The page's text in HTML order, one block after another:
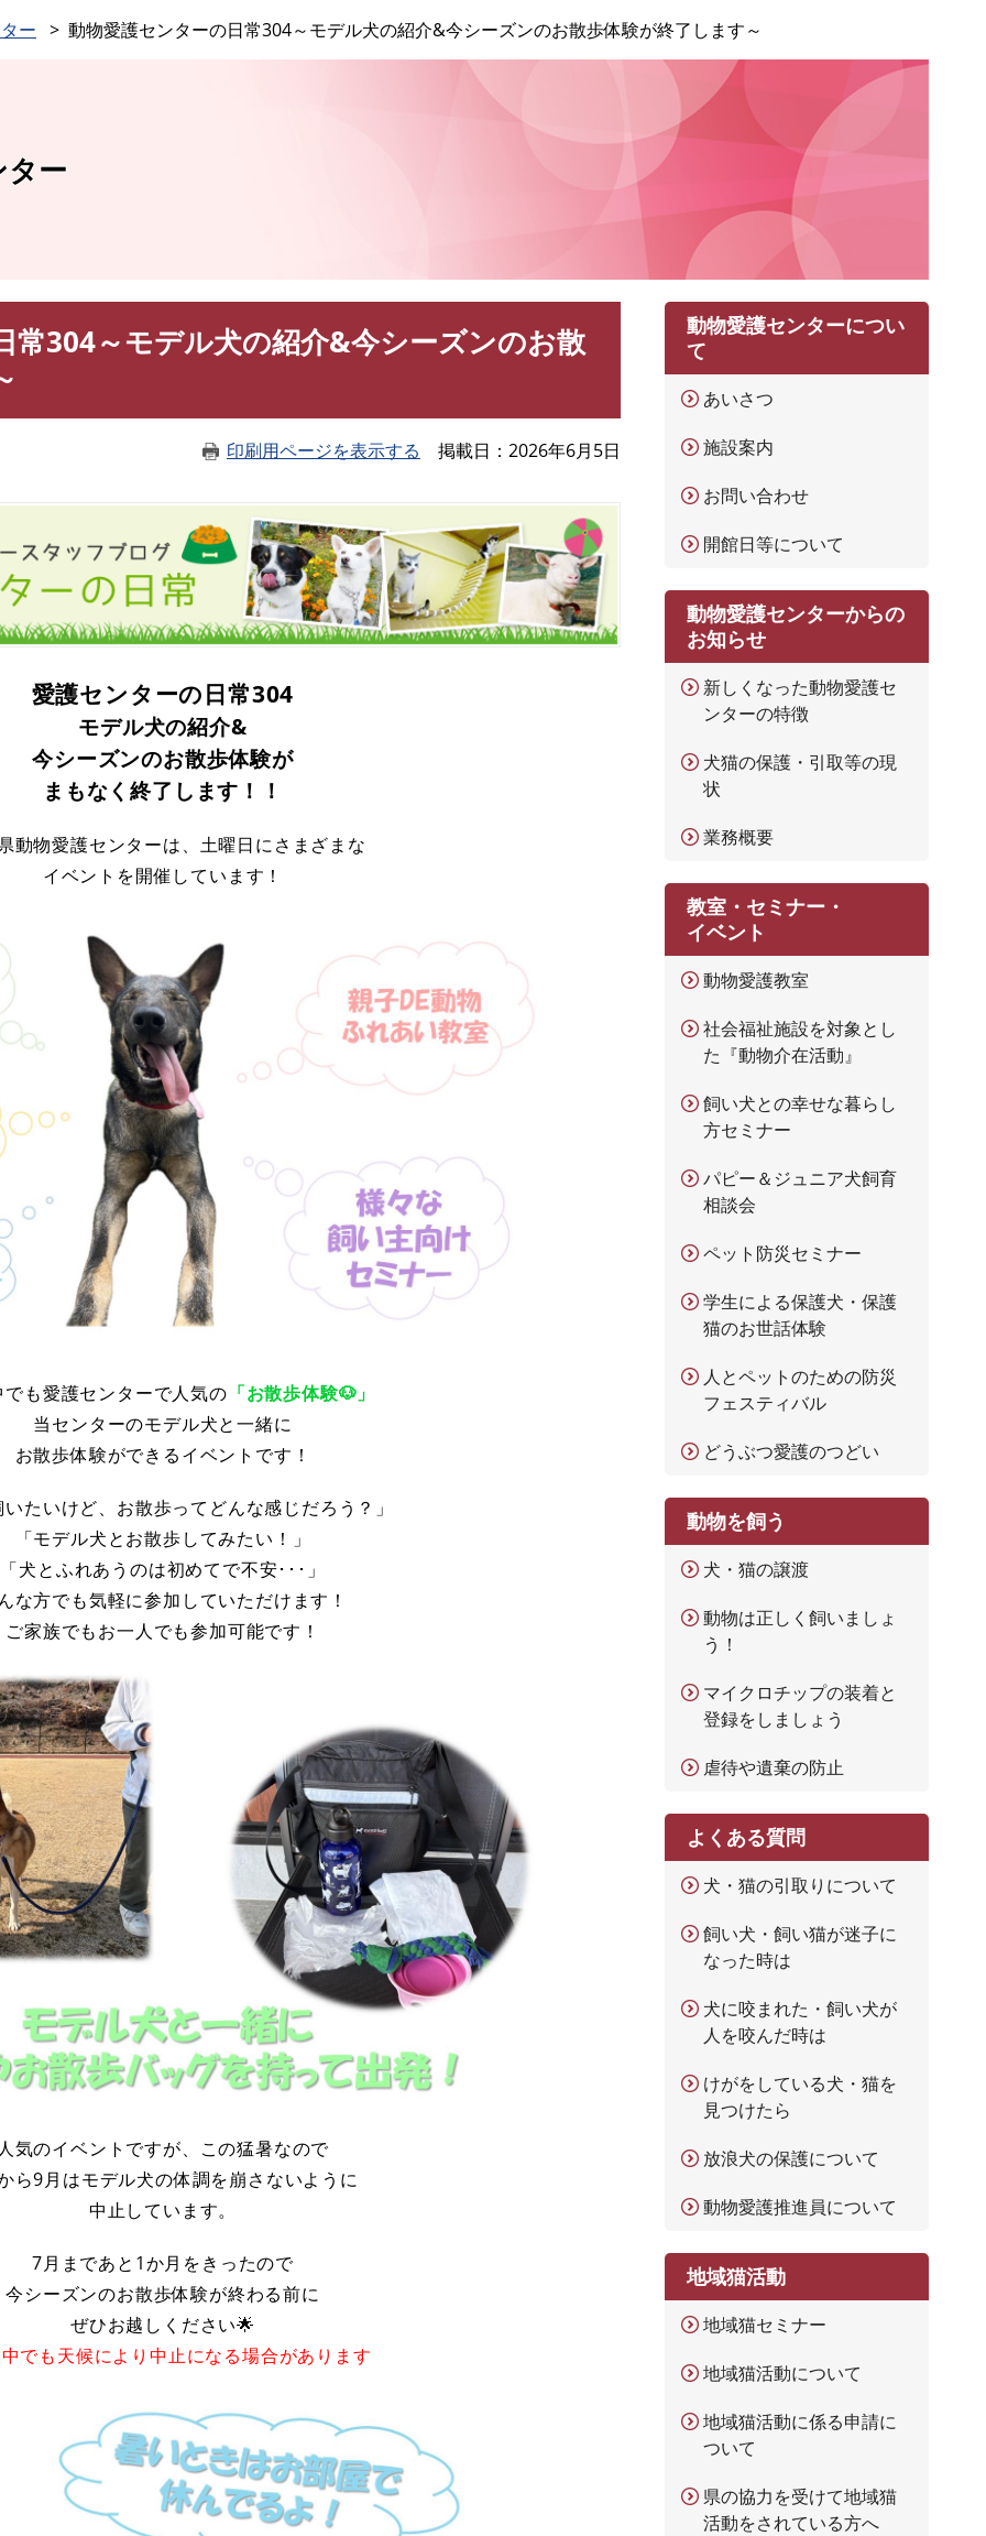
ー 動物愛護センターの日常304～モデル犬の紹介&今シーズンのお散歩体験が終了します～
ター
常304～モデル犬の紹介&今シーズンのお散
印刷用ページを表示する 掲載日 2026年6月5日
愛護センターの日常304
モデル犬の紹介&
今シーズンのお散歩体験が
まもなく終了します！！
動物愛護センターは、土曜日にさまざまな
イベントを開催しています！
でも愛護センターで人気の 「お散歩体験🐶」
当センターのモデル犬と一緒に
お散歩体験ができるイベントです！
たいけど、お散歩ってどんな感じだろう？」
「モデル犬とお散歩してみたい！」
「犬とふれあうのは初めてで不安･･･」
な方でも気軽に参加していただけます！
ご家族でもお一人でも参加可能です！
気のイベントですが、この猛暑なので
ら9月はモデル犬の体調を崩さないように
中止しています。
7月まであと1か月をきったので
今シーズンのお散歩体験が終わる前に
ぜひお越しください🌟
でも天候により中止になる場合があります
動物愛護センターについ
て
あいさつ
施設案内
お問い合わせ
開館日等について
動物愛護センターからの
お知らせ
新しくなった動物愛護セ
ンターの特徴
犬猫の保護・引取等の現
状
業務概要
教室・セミナー・
イベント
動物愛護教室
社会福祉施設を対象とし
た『動物介在活動』
飼い犬との幸せな暮らし
方セミナー
パピー＆ジュニア犬飼育
相談会
ペット防災セミナー
学生による保護犬・保護
猫のお世話体験
人とペットのための防災
フェスティバル
どうぶつ愛護のつどい
動物を飼う
犬・猫の譲渡
動物は正しく飼いましょ
う！
マイクロチップの装着と
登録をしましょう
虐待や遺棄の防止
よくある質問
犬・猫の引取りについて
飼い犬・飼い猫が迷子に
なった時は
犬に咬まれた・飼い犬が
人を咬んだ時は
けがをしている犬・猫を
見つけたら
放浪犬の保護について
動物愛護推進員について
地域猫活動
地域猫セミナー
地域猫活動について
地域猫活動に係る申請に
ついて
県の協力を受けて地域猫
活動をされている方へ